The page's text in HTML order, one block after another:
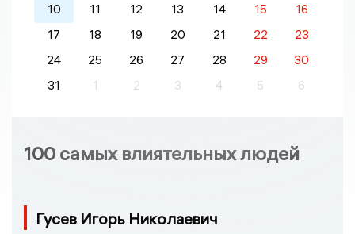
10
11 12 13 14 15
16
17
18 19 20 21 22
23
24
25 26 27 28 29
30
31
1 2 3 4 5 6
100 самых влиятельных людей
Гусев Игорь Николаевич